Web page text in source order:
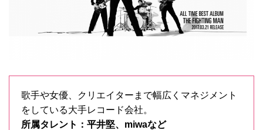
歌手や女優、クリエイターまで幅広くマネジメント
をしている大手レコード会社。
所属タレント：平井堅、miwaなど